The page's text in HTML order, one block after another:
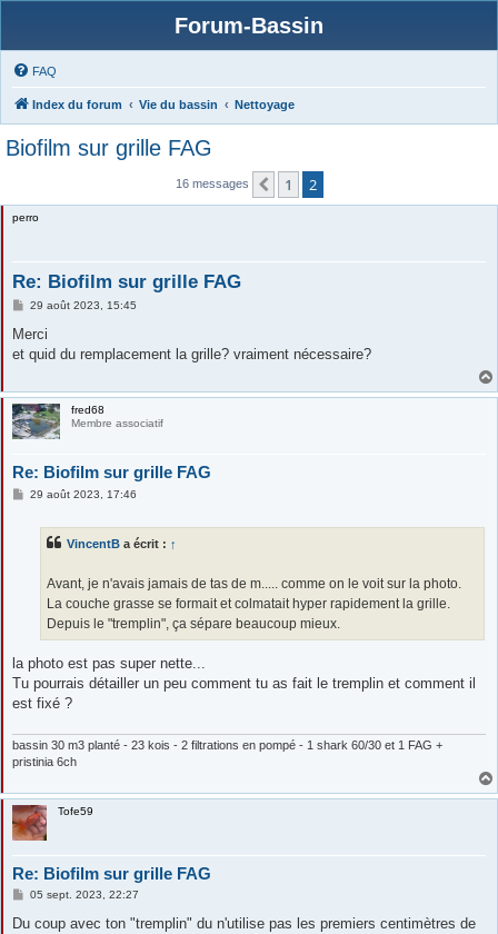
Forum-Bassin
FAQ
Index du forum Vie du bassin Nettoyage
Biofilm sur grille FAG
16 messages Précédente
1 2
perro
Re: Biofilm sur grille FAG
M
s
a
29 août 2023, 15:45
Merci
et quid du remplacement la grille? vraiment nécessaire?
fred68
Membre associatif
Re: Biofilm sur grille FAG
M29 août 2023, 17:46
VincentB a écrit : ↑
Avant, je n'avais jamais de tas de m..... comme on le voit sur la photo.
La couche grasse se formait et colmatait hyper rapidement la grille.
Depuis le "tremplin", ça sépare beaucoup mieux.
la photo est pas super nette...
Tu pourrais détailler un peu comment tu as fait le tremplin et comment il
est fixé ?
bassin 30 m3 planté - 23 kois - 2 filtrations en pompé - 1 shark 60/30 et 1 FAG +
pristinia 6ch
Tofe59
Re: Biofilm sur grille FAG
M
s
05 sept. 2023, 22:27
Du coup avec ton "tremplin" du n'utilise pas les premiers centimètres de